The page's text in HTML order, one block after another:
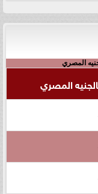
المصري
المصري